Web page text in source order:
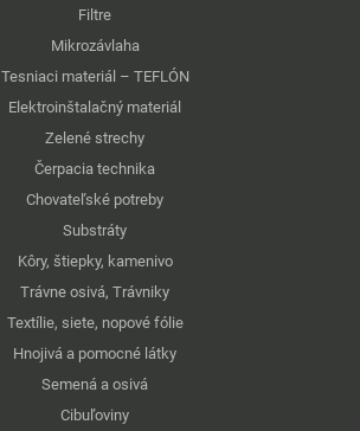
Filtre
Mikrozávlaha
Tesniaci materiál – TEFLÓN
Elektroinštalačný materiál
Zelené strechy
Čerpacia technika
Chovateľské potreby
Substráty
Kôry, štiepky, kamenivo
Trávne osivá, Trávniky
Textílie, siete, nopové fólie
Hnojivá a pomocné látky
Semená a osivá
Cibuľoviny